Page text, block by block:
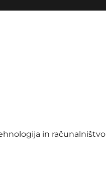
in računalništvo